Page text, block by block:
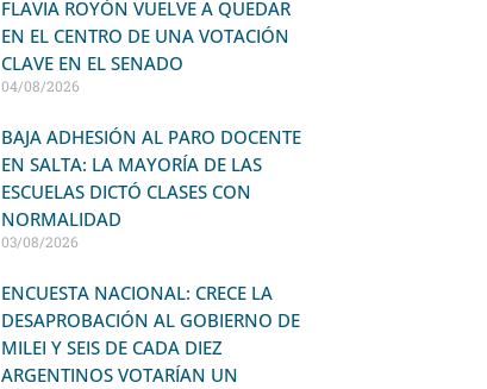
FLAVIA ROYÓN VUELVE A QUEDAR
EN EL CENTRO DE UNA VOTACIÓN
CLAVE EN EL SENADO
04/08/2026
BAJA ADHESIÓN AL PARO DOCENTE
EN SALTA: LA MAYORÍA DE LAS
ESCUELAS DICTÓ CLASES CON
NORMALIDAD
03/08/2026
ENCUESTA NACIONAL: CRECE LA
DESAPROBACIÓN AL GOBIERNO DE
MILEI Y SEIS DE CADA DIEZ
ARGENTINOS VOTARÍAN UN